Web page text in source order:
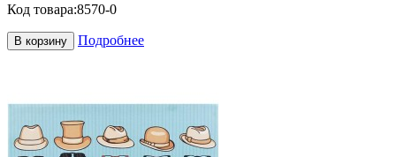
Код товара:8570-0
В корзину Подробнее